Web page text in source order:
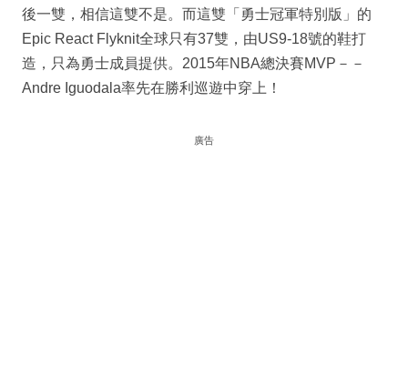
後一雙，相信這雙不是。而這雙「勇士冠軍特別版」的
Epic React Flyknit全球只有37雙，由US9-18號的鞋打
造，只為勇士成員提供。2015年NBA總決賽MVP－－
Andre Iguodala率先在勝利巡遊中穿上！
廣告